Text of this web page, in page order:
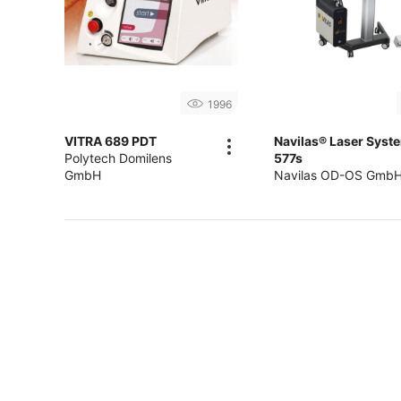
1996
VITRA 689 PDT
Polytech Domilens
GmbH
Navilas® Laser
577s
Navilas OD-OS